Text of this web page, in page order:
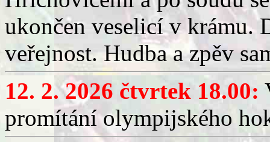
ukončen veselicí v krámu.
veřejnost. Hudba a zpěv
12. 2. 2026 čtvrtek 18.00:
promítání olympijského